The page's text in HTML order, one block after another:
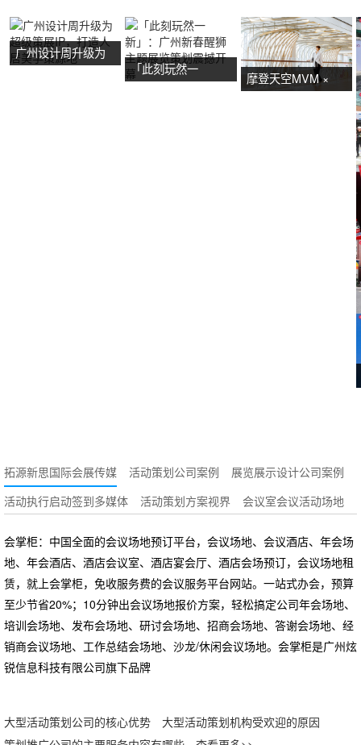
广州设计周升级为
「此刻玩然一
摩登天空MVM ×
拓源新思国际会展传媒 活动策划公司案例
展览展示设计公司案例
活动执行启动签到多媒体
活动策划方案视界 会议室会议活动场地
会掌柜：中国全面的会议场地预订平台，会议场地、会议酒店、年会场
地、年会酒店、酒店会议室、酒店宴会厅、酒店会场预订，会议场地租
赁，就上会掌柜，免收服务费的会议服务平台网站。一站式办会，预算
至少节省20%；10分钟出会议场地报价方案，轻松搞定公司年会场地、
培训会场地、发布会场地、研讨会场地、招商会场地、答谢会场地、经
销商会议场地、工作总结会场地、沙龙/休闲会议场地。会掌柜是广州炫
锐信息科技有限公司旗下品牌
大型活动策划公司的核心优势
大型活动策划机构受欢迎的原因